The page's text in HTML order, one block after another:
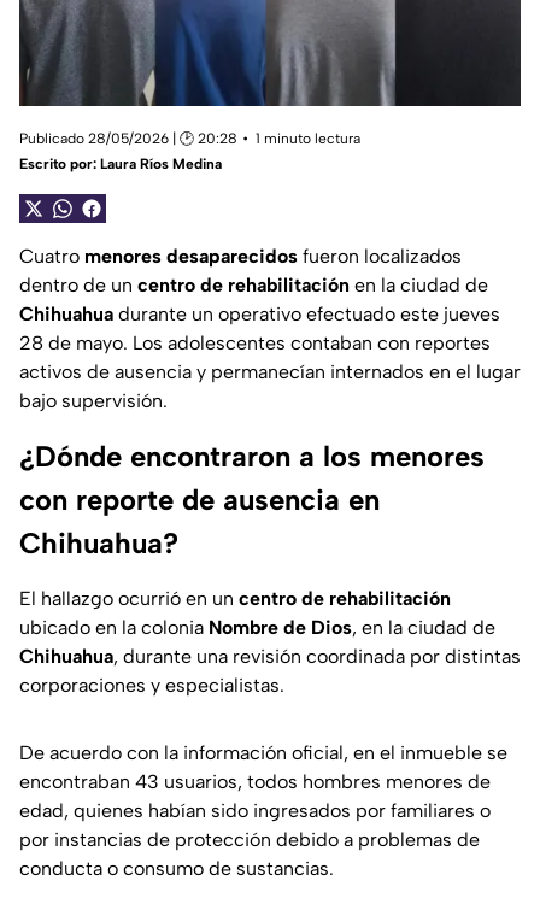
Publicado 28/05/2026 | 🕑 20:28
1 minuto lectura
Escrito por: Laura Ríos Medina
Cuatro menores desaparecidos fueron localizados
dentro de un centro de rehabilitación en la ciudad de
Chihuahua durante un operativo efectuado este jueves
28 de mayo. Los adolescentes contaban con reportes
activos de ausencia y permanecían internados en el lugar
bajo supervisión.
¿Dónde encontraron a los menores
con reporte de ausencia en
Chihuahua?
El hallazgo ocurrió en un centro de rehabilitación
ubicado en la colonia Nombre de Dios, en la ciudad de
Chihuahua, durante una revisión coordinada por distintas
corporaciones y especialistas.
De acuerdo con la información oficial, en el inmueble se
encontraban 43 usuarios, todos hombres menores de
edad, quienes habían sido ingresados por familiares o
por instancias de protección debido a problemas de
conducta o consumo de sustancias.